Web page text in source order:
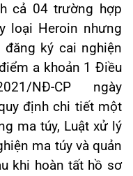
cả 04 trường hợp
loại Heroin nhưng
ký cai nghiện
a khoản 1 Điều
NĐ-CP ngày
định chi tiết một
ma túy, Luật xử lý
ma túy và quản
khi hoàn tất hồ sơ